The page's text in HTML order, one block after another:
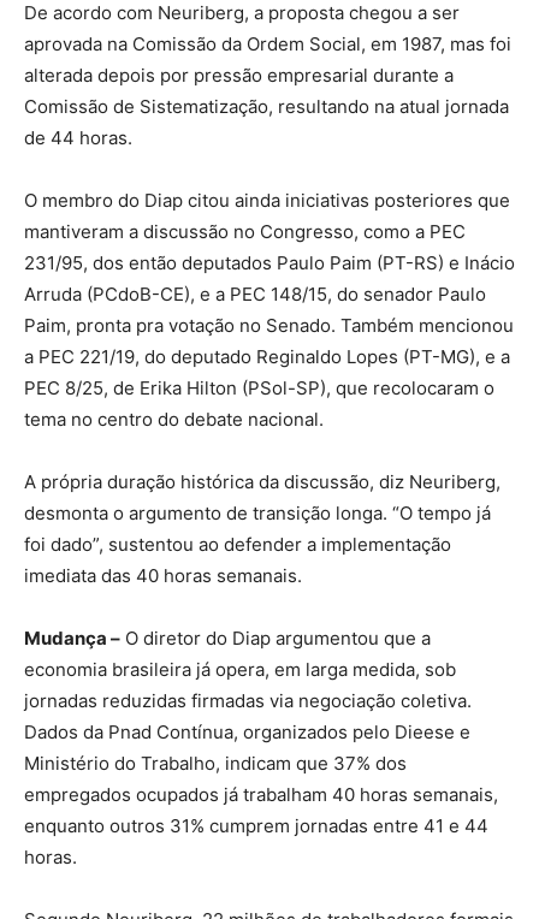
De acordo com Neuriberg, a proposta chegou a ser
aprovada na Comissão da Ordem Social, em 1987, mas foi
alterada depois por pressão empresarial durante a
Comissão de Sistematização, resultando na atual jornada
de 44 horas.
O membro do Diap citou ainda iniciativas posteriores que
mantiveram a discussão no Congresso, como a PEC
231/95, dos então deputados Paulo Paim (PT-RS) e Inácio
Arruda (PCdoB-CE), e a PEC 148/15, do senador Paulo
Paim, pronta pra votação no Senado. Também mencionou
a PEC 221/19, do deputado Reginaldo Lopes (PT-MG), e a
PEC 8/25, de Erika Hilton (PSol-SP), que recolocaram o
tema no centro do debate nacional.
A própria duração histórica da discussão, diz Neuriberg,
desmonta o argumento de transição longa. “O tempo já
foi dado”, sustentou ao defender a implementação
imediata das 40 horas semanais.
Mudança – O diretor do Diap argumentou que a
economia brasileira já opera, em larga medida, sob
jornadas reduzidas firmadas via negociação coletiva.
Dados da Pnad Contínua, organizados pelo Dieese e
Ministério do Trabalho, indicam que 37% dos
empregados ocupados já trabalham 40 horas semanais,
enquanto outros 31% cumprem jornadas entre 41 e 44
horas.